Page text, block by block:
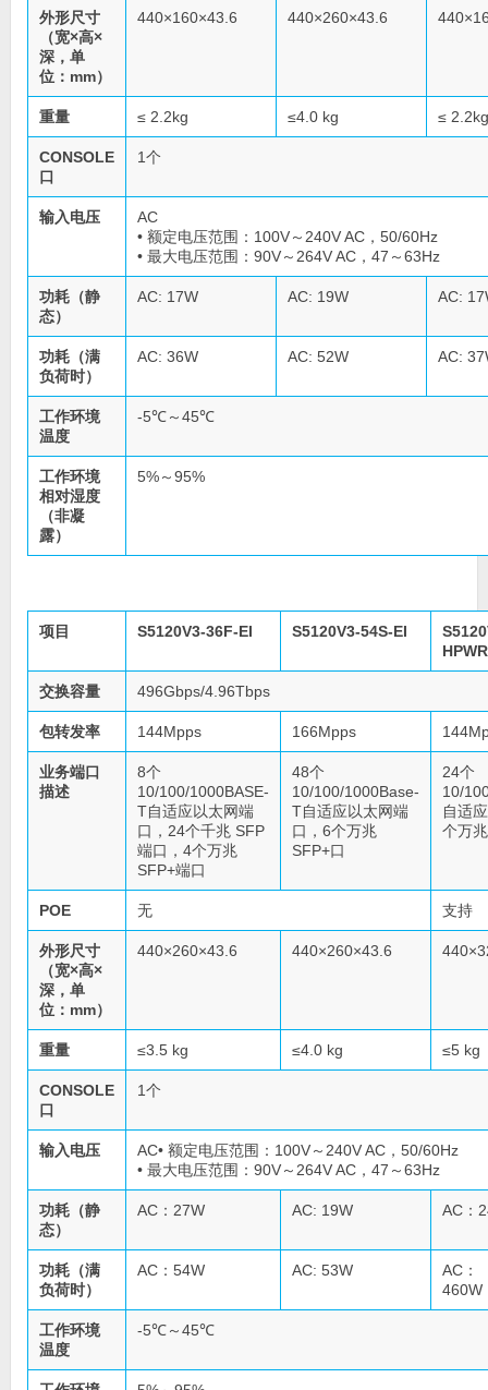
外形尺寸
（宽×高×
深，单
位：mm）
440×160×43.6 440×260×43.6
重量 ≤ 2.2kg ≤4.0 kg ≤ 2.2kg
CONSOLE
口
1个
输入电压
AC
• 额定电压范围：100V～240V AC，50/60Hz
• 最大电压范围：90V～264V AC，47～63Hz
功耗（静
态）
AC: 17W AC: 19W AC:
功耗（满
负荷时）
AC: 36W AC: 52W AC:
工作环境
温度
-5℃～45℃
工作环境
相对湿度
（非凝
露）
5%～95%
项目 S5120V3-36F-EI S5120V3-54S-EI
交换容量 496Gbps/4.96Tbps
包转发率 144Mpps 166Mpps
业务端口
描述
8个
10/100/1000BASE-
T自适应以太网端
口，24个千兆 SFP
端口，4个万兆
SFP+端口
48个
10/100/1000Base-
T自适应以太网端
口，6个万兆
SFP+口
24个
10/
自适
个万
POE 无 支持
外形尺寸
（宽×高×
深，单
位：mm）
440×260×43.6 440×260×43.6
重量 ≤3.5 kg ≤4.0 kg ≤5 kg
CONSOLE
口
1个
输入电压
AC• 额定电压范围：100V～240V AC，50/60Hz
• 最大电压范围：90V～264V AC，47～63Hz
功耗（静
态）
AC：27W AC: 19W AC：
功耗（满
负荷时）
AC：54W AC: 53W
AC：
460W
工作环境
温度
-5℃～45℃